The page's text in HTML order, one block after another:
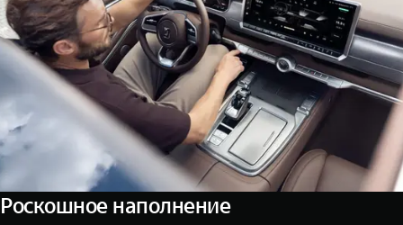
Роскошное наполнение